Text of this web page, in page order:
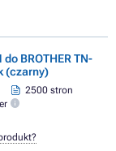
BROTHER TN-
(czarny)
2500 stron